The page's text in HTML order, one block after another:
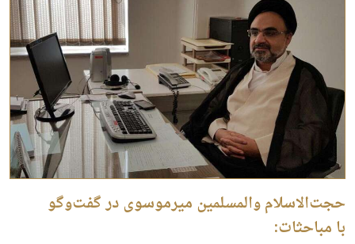
حجت‌الاسلام والمسلمین میرموسوی در گفت‌وگو
با مباحثات: